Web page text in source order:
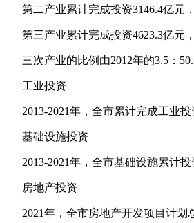
第二产业累计完成投资3146.4亿元，
第三产业累计完成投资4623.3亿元，
三次产业的比例由2012年的3.5：50.5
工业投资
2013-2021年，全市累计完成工业投
基础设施投资
2013-2021年，全市基础设施累计投
房地产投资
2021年，全市房地产开发项目计划总